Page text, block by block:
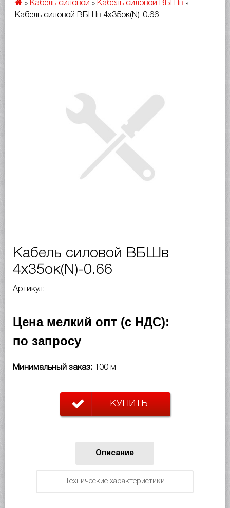
» Кабель силовой » Кабель силовой ВБШв »
Кабель силовой ВБШв 4х35ок(N)-0.66
Кабель силовой ВБШв
4х35ок(N)-0.66
Артикул:
Цена мелкий опт (с НДС):
по запросу
Минимальный заказ: 100 м
КУПИТЬ
Описание
Технические характеристики